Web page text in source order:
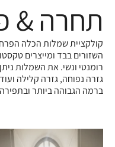
תחרה &
קולקציית שמלות הכלה
השזורים בבד ומייצרים
רומנטי ונשי. את השמלות
גזרה נפוחה, גזרה קלילה
ברמה הגבוהה ביותר